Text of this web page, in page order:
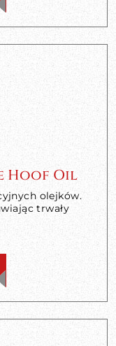
Hoof Oil
olejków.
trwały